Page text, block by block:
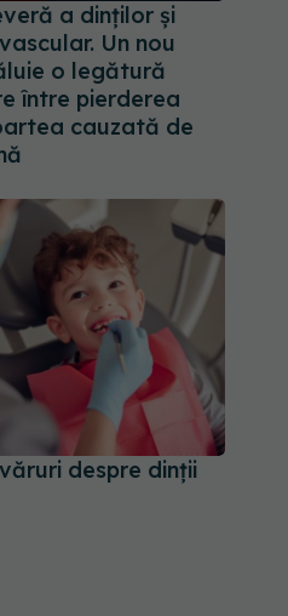
a dinților și
Un nou
o legătură
între pierderea
cauzată de
despre dinții